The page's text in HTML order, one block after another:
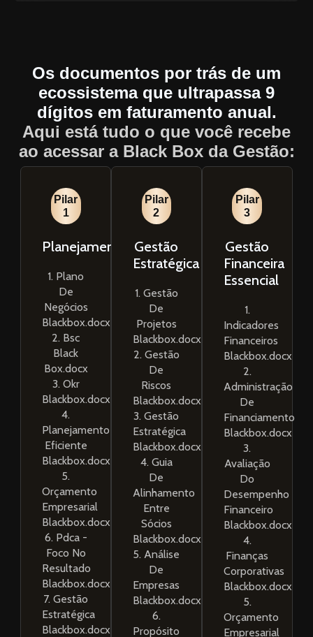
Os documentos por trás de um
ecossistema que ultrapassa 9
dígitos em faturamento anual.
Aqui está tudo o que você recebe
ao acessar a Black Box da Gestão:
Pilar
1
Planejamento
1. Plano
De
Negócios
Blackbox.docx
2. Bsc
Black
Box.docx
3. Okr
Blackbox.docx
4.
Planejamento
Eficiente
Blackbox.docx
5.
Orçamento
Empresarial
Blackbox.docx
6. Pdca -
Foco No
Resultado
Blackbox.docx
7. Gestão
Estratégica
Blackbox.docx
Pilar
2
Gestão
Estratégica
1. Gestão
De
Projetos
Blackbox.docx
2. Gestão
De
Riscos
Blackbox.docx
3. Gestão
Estratégica
Blackbox.docx
4. Guia
De
Alinhamento
Entre
Sócios
Blackbox.docx
5. Análise
De
Empresas
Blackbox.docx
6.
Propósito
Pilar
3
Gestão
Financeira
Essencial
1.
Indicadores
Financeiros
Blackbox.docx
2.
Administração
De
Financiamento
Blackbox.docx
3.
Avaliação
Do
Desempenho
Financeiro
Blackbox.docx
4.
Finanças
Corporativas
Blackbox.docx
5.
Orçamento
Empresarial